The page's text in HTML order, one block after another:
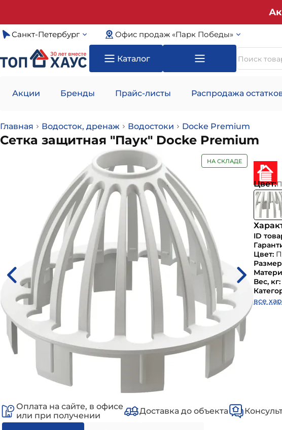
Санкт-Петербург Офис продаж «Парк Победы»
Каталог
Акции Бренды Прайс-листы Распродажа
Главная Водосток, дренаж Водостоки Docke Premium
Сетка защитная "Паук" Docke Premium
НА СКЛАДЕ
Цвет:
ID
Цвет:
Вес, кг:
все
Оплата на сайте, в офисе
или при получении
Доставка до объекта